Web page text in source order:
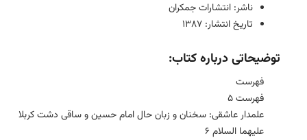
ناشر: انتشارات جمکران
تاریخ انتشار: 1387
توضیحاتی درباره کتاب:
فهرست
فهرست 5
علمدار عاشقی: سخنان و زبان حال امام حسین و ساقی دشت کربلا
علیهما السلام 6